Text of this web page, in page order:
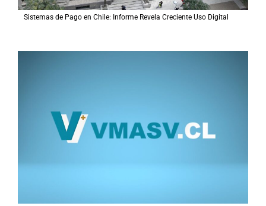
Sistemas de Pago en Chile: Informe Revela Creciente Uso Digital